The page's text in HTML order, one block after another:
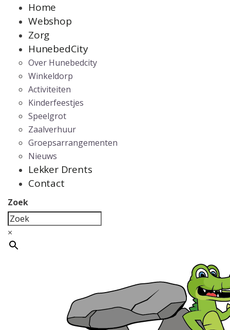
Home
Webshop
Zorg
HunebedCity
Over Hunebedcity
Winkeldorp
Activiteiten
Kinderfeestjes
Speelgrot
Zaalverhuur
Groepsarrangementen
Nieuws
Lekker Drents
Contact
Zoek
×